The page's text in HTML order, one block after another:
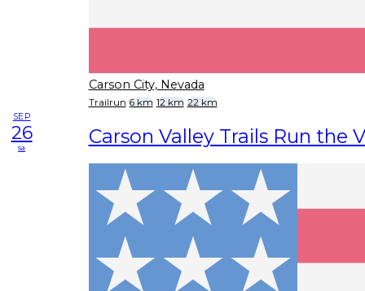
Carson City, Nevada
Trailrun 6 km 12 km 22 km
SEP
26
sa Carson Valley Trails Run the